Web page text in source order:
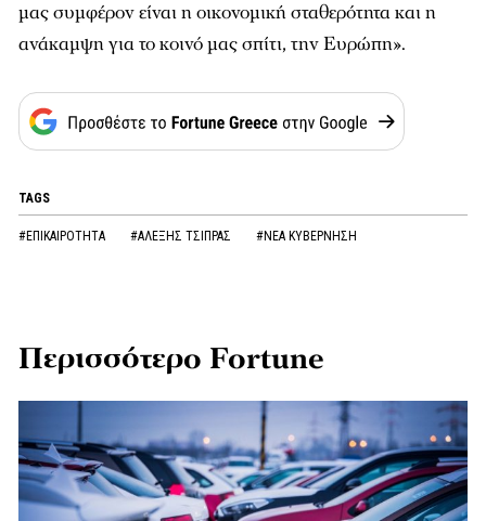
μας συμφέρον είναι η οικονομική σταθερότητα και η
ανάκαμψη για το κοινό μας σπίτι, την Ευρώπη».
TAGS
#ΕΠΙΚΑΙΡΟΤΗΤΑ #ΑΛΕΞΗΣ ΤΣΙΠΡΑΣ #ΝΕΑ ΚΥΒΕΡΝΗΣΗ
Περισσότερο Fortune